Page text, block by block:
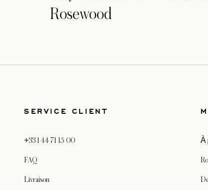
Rosewood
SERVICE CLIENT
+33 1 44 71 15 00
FAQ
Livraison
À